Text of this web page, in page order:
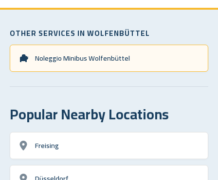
OTHER SERVICES IN WOLFENBÜTTEL
Noleggio Minibus Wolfenbüttel
Popular Nearby Locations
Freising